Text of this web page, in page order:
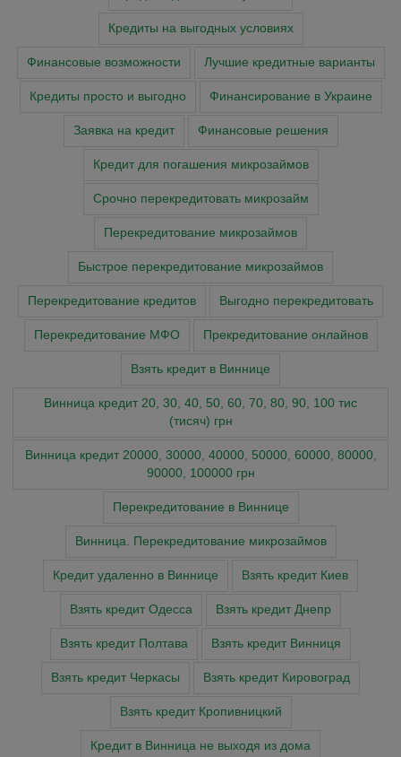
Кредиты на выгодных условиях
Финансовые возможности Лучшие кредитные варианты
Кредиты просто и выгодно Финансирование в Украине
Заявка на кредит Финансовые решения
Кредит для погашения микрозаймов
Срочно перекредитовать микрозайм
Перекредитование микрозаймов
Быстрое перекредитование микрозаймов
Перекредитование кредитов Выгодно перекредитовать
Перекредитование МФО Прекредитование онлайнов
Взять кредит в Виннице
Винница кредит 20, 30, 40, 50, 60, 70, 80, 90, 100 тис
(тисяч) грн
Винница кредит 20000, 30000, 40000, 50000, 60000, 80000,
90000, 100000 грн
Перекредитование в Виннице
Винница. Перекредитование микрозаймов
Кредит удаленно в Виннице Взять кредит Киев
Взять кредит Одесса Взять кредит Днепр
Взять кредит Полтава Взять кредит Винниця
Взять кредит Черкасы Взять кредит Кировоград
Взять кредит Кропивницкий
Кредит в Винница не выходя из дома